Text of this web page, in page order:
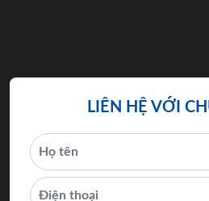
LIÊN HỆ VỚI